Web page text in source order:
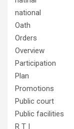
national
Oath
Orders
Overview
Participation
Plan
Promotions
Public court
Public facilities
R T I